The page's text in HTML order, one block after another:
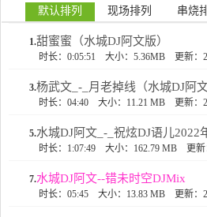
默认排列 现场排列 串烧
1.甜蜜蜜（水城DJ阿文版）
时长：0:05:51 大小：5.36MB 更新：
3.杨武文_-_月老掉线（水城DJ阿文
时长：04:40 大小：11.21 MB 更新：
5.水城DJ阿文_-_祝炫DJ语儿2022
时长：1:07:49 大小：162.79 MB 更新
7.水城DJ阿文--错未时空DJMix
时长：05:45 大小：13.83 MB 更新：